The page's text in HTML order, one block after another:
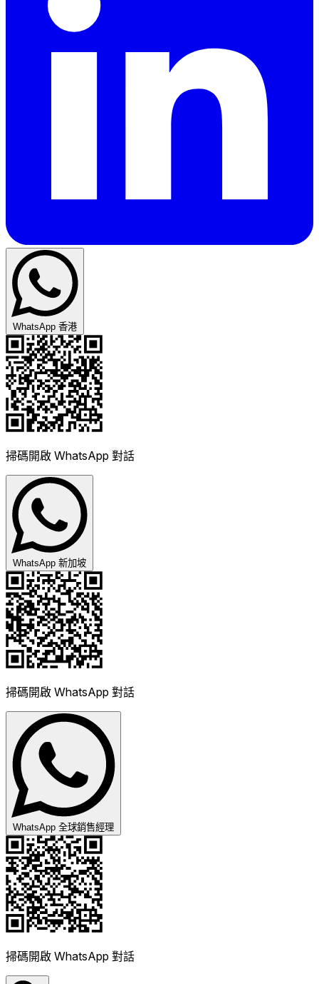
WhatsApp 香港
掃碼開啟 WhatsApp 對話
WhatsApp 新加坡
掃碼開啟 WhatsApp 對話
WhatsApp 全球銷售經理
掃碼開啟 WhatsApp 對話